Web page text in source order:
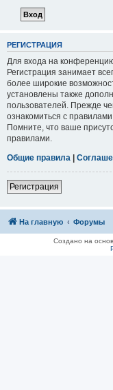
РЕГИСТРАЦИЯ
Для входа на
Регистрация занимает
более широкие
установлены также
пользователей. Прежде
ознакомиться с
Помните, что ваше
правилами.
Общие правила |
Регистрация
На главную Форумы
Создано на